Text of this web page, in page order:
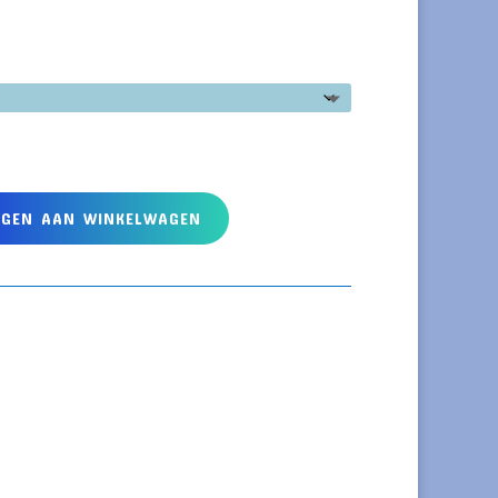
AAN WINKELWAGEN